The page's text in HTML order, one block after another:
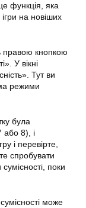
функція, яка
на новіших
правою кнопкою
У вікні
Тут ви
режими
була
або 8), і
і перевірте,
спробувати
поки
може